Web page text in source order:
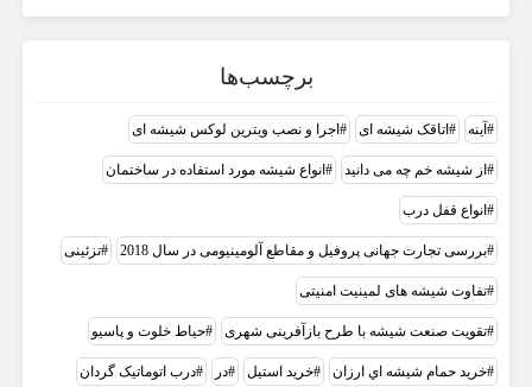
برچسب‌ها
آینه اتاقک شیشه ای اجرا و نصب ویترین لوکس شیشه ای
از شیشه خم چه می دانید انواع شیشه مورد استفاده در ساختمان
انواع قفل درب
بررسی تجارت جهانی پروفیل و مقاطع آلومینیومی در سال 2018 تزئینی
تفاوت شیشه های لمینیت امنیتی
تقویت صنعت شیشه با طرح بازآفرینی شهری حیاط خلوت و پاسیو
خريد حمام شيشه اي ارزان خرید استیل در درب اتوماتیک گردان